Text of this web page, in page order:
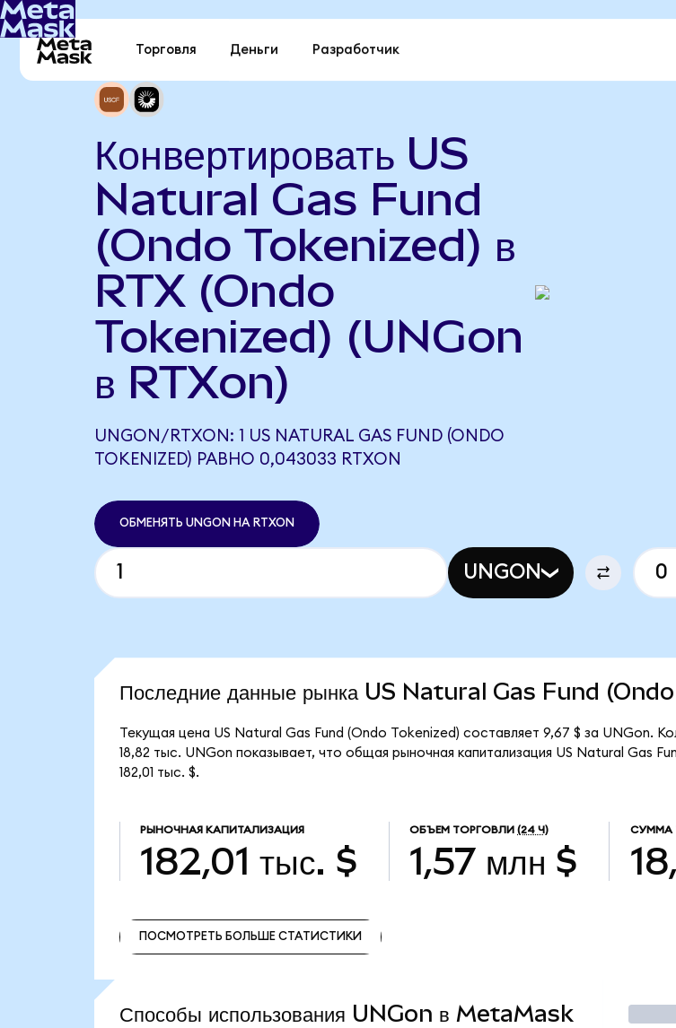
Торговля Деньги Разработчик
Конвертировать US
Natural Gas Fund
(Ondo Tokenized) в
RTX (Ondo
Tokenized) (UNGon
в RTXon)
UNGON/RTXON: 1 US NATURAL GAS FUND (ONDO
TOKENIZED) РАВНО 0,043033 RTXON
ОБМЕНЯТЬ UNGON НА RTXON
UNGON
Последние данные рынка US Natural Gas Fund
Текущая цена US Natural Gas Fund (Ondo Tokenized) составляет 9,67 $ за UNGon.
18,82 тыс. UNGon показывает, что общая рыночная капитализация US Natural Gas
182,01 тыс. $.
РЫНОЧНАЯ КАПИТАЛИЗАЦИЯ
182,01 тыс. $
ОБЪЕМ ТОРГОВЛИ (24 Ч)
1,57 млн $
СУММА
ПОСМОТРЕТЬ БОЛЬШЕ СТАТИСТИКИ
Способы использования UNGon в MetaMask